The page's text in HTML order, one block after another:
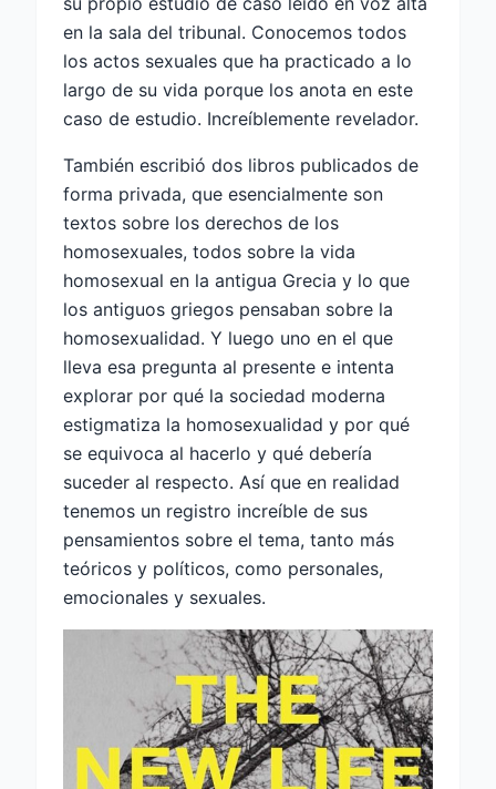
en la sala del tribunal. Conocemos todos
los actos sexuales que ha practicado a lo
largo de su vida porque los anota en este
caso de estudio. Increíblemente revelador.
También escribió dos libros publicados de
forma privada, que esencialmente son
textos sobre los derechos de los
homosexuales, todos sobre la vida
homosexual en la antigua Grecia y lo que
los antiguos griegos pensaban sobre la
homosexualidad. Y luego uno en el que
lleva esa pregunta al presente e intenta
explorar por qué la sociedad moderna
estigmatiza la homosexualidad y por qué
se equivoca al hacerlo y qué debería
suceder al respecto. Así que en realidad
tenemos un registro increíble de sus
pensamientos sobre el tema, tanto más
teóricos y políticos, como personales,
emocionales y sexuales.